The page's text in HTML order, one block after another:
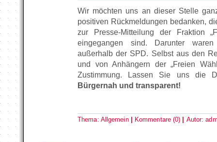
Wir möchten uns an dieser Stelle
positiven Rückmeldungen bedanken,
zur Presse-Mitteilung der Fraktion
eingegangen sind. Darunter
außerhalb der SPD. Selbst aus den
und von Anhängern der „Freien
Zustimmung. Lassen Sie uns die
Bürgernah und transparent!
Thema: Allgemein Kommentare (0) Autor: